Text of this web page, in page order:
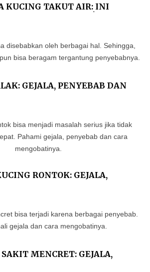
KUCING TAKUT AIR: INI
GEJALA, PENYEBAB DAN
RONTOK: GEJALA,
MENCRET: GEJALA,